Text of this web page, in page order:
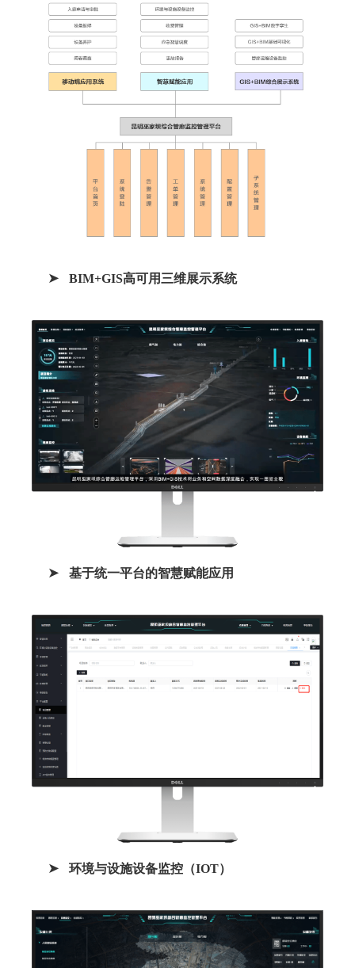
BIM+GIS高可用三维展示系统
基于统一平台的智慧赋能应用
环境与设施设备监控（IOT）